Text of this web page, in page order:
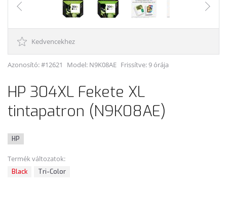
Kedvencekhez
Azonosító: #12621 Model: N9K08AE Frissítve: 9 órája
HP 304XL Fekete XL
tintapatron (N9K08AE)
HP
Termék változatok:
Black Tri-Color